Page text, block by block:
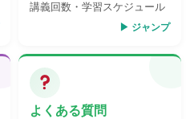
講義回数・学習スケジュール
▶ ジャンプ
よくある質問